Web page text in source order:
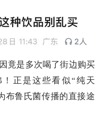
竟是多次喝了街边购买
正是这些看似“纯天
布鲁氏菌传播的直接途